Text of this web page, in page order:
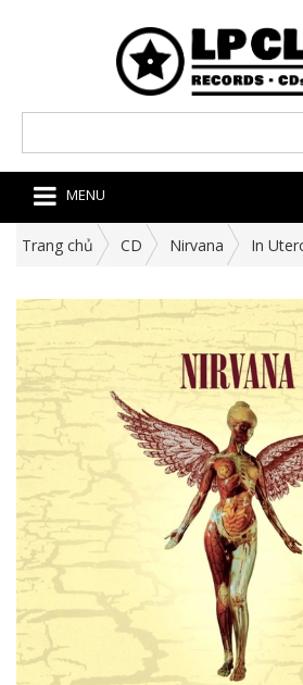
MENU
Trang chủ CD Nirvana In